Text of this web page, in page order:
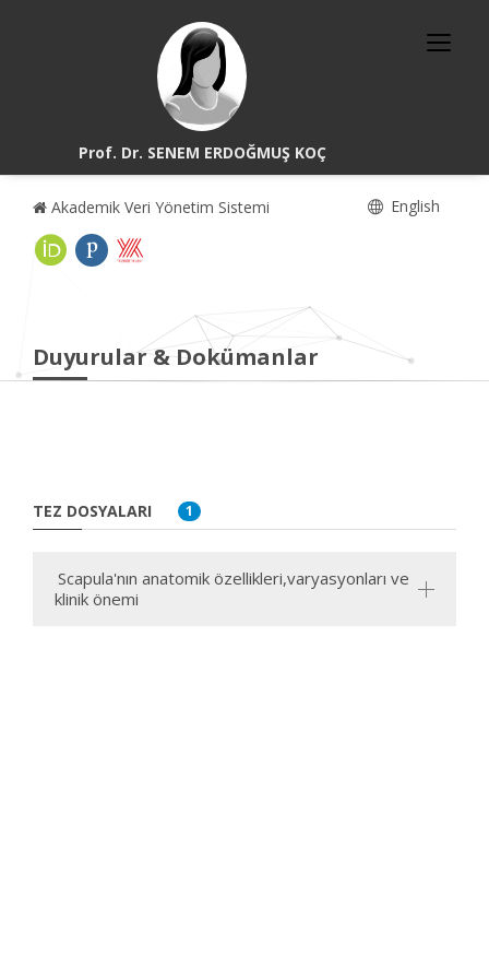
Prof. Dr. SENEM ERDOĞMUŞ KOÇ
Akademik Veri Yönetim Sistemi English
Duyurular & Dokümanlar
TEZ DOSYALARI 1
Scapula'nın anatomik özellikleri,varyasyonları ve
klinik önemi